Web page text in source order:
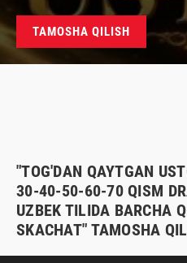
TAMOSHA QILISH
"TOG'DAN QAYTGAN
30-40-50-60-70 QISM
UZBEK TILIDA BARCHA
SKACHAT" TAMOSHA